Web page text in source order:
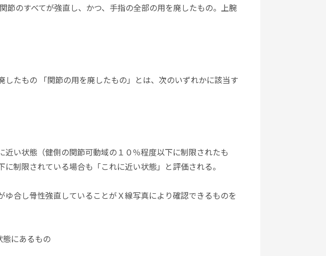
節のすべてが強直し、かつ、手指の全部の用を廃したもの。上腕
したもの 「関節の用を廃したもの」とは、次のいずれかに該当す
い状態（健側の関節可動域の１０％程度以下に制限されたも
制限されている場合も「これに近い状態」と評価される。
ゆ合し骨性強直していることがＸ線写真により確認できるものを
にあるもの